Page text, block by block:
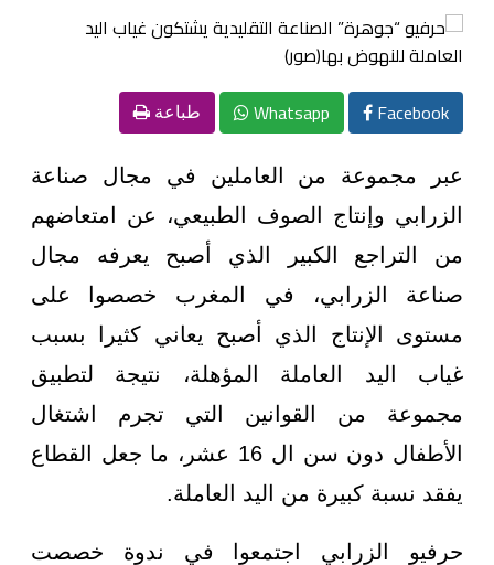
Facebook
Whatsapp طباعة
عبر مجموعة من العاملين في مجال صناعة
الزرابي وإنتاج الصوف الطبيعي، عن امتعاضهم
من التراجع الكبير الذي أصبح يعرفه مجال
صناعة الزرابي، في المغرب خصصوا على
مستوى الإنتاج الذي أصبح يعاني كثيرا بسبب
غياب اليد العاملة المؤهلة، نتيجة لتطبيق
مجموعة من القوانين التي تجرم اشتغال
الأطفال دون سن ال 16 عشر، ما جعل القطاع
يفقد نسبة كبيرة من اليد العاملة.
حرفيو الزرابي اجتمعوا في ندوة خصصت